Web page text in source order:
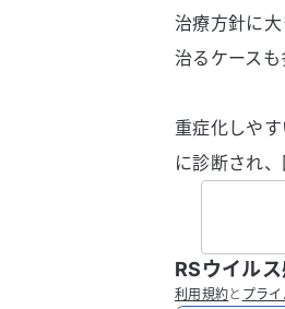
治療方針に
治るケースも
重症化しや
に診断され
RSウイル
利用規約と プラ